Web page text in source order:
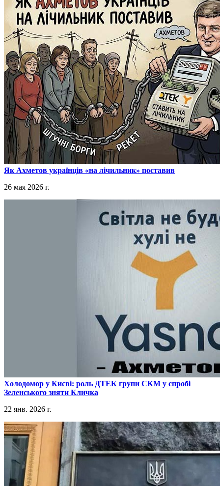
​Як Ахметов українців «на лічильник» поставив
26 мая 2026 г.
​Холодомор у Києві: роль ДТЕК групи СКМ у спробі
Зеленського зняти Кличка
22 янв. 2026 г.